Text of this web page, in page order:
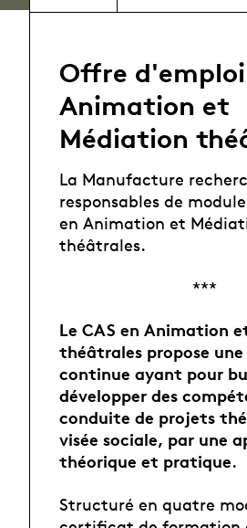
Offre d'emploi
Animation et
Médiation
La Manufacture
responsables de
en Animation et
théâtrales.
***
Le CAS en Animation
théâtrales propose
continue ayant pour
développer des
conduite de projets
visée sociale, par une
théorique et pratique.
Structuré en quatre